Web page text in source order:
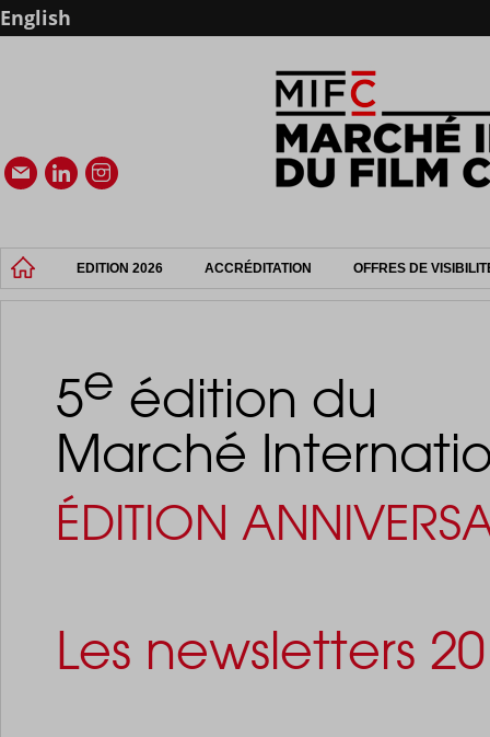
English
EDITION 2026 ACCRÉDITATION OFFRES DE
5e édition du
Marché
ÉDITION
Les newsletters